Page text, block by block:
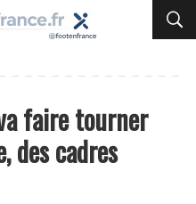
faire tourner
des cadres